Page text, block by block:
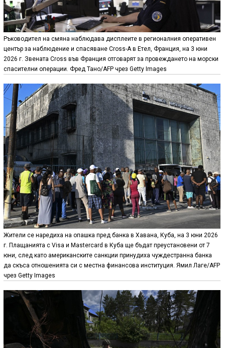
Ръководител на смяна наблюдава дисплеите в регионалния оперативен
център за наблюдение и спасяване Cross-A в Етел, Франция, на 3 юни
2026 г. Звената Cross във Франция отговарят за провеждането на морски
спасителни операции. Фред Тано/AFP чрез Getty Images
Жители се наредиха на опашка пред банка в Хавана, Куба, на 3 юни 2026
г. Плащанията с Visa и Mastercard в Куба ще бъдат преустановени от 7
юни, след като американските санкции принудиха чуждестранна банка
да скъса отношенията си с местна финансова институция. Ямил Лаге/AFP
чрез Getty Images